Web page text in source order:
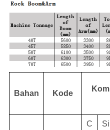
Bahan Kode
C Si